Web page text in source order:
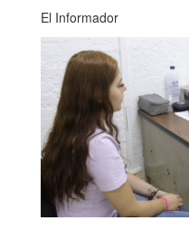
El Informador